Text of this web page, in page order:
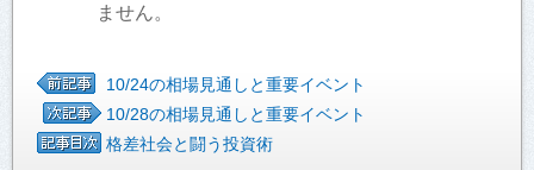
ません。
10/24の相場見通しと重要イベント
10/28の相場見通しと重要イベント
格差社会と闘う投資術